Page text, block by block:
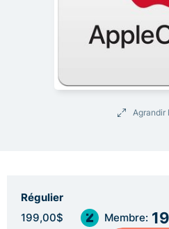
Agrandir
Régulier
199,00$ Membre: